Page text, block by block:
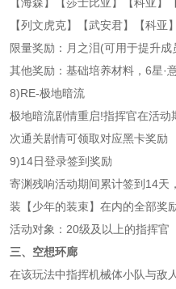
【列文虎克】【武安君】【科亚
限量奖励：月之泪(可用于提升成
其他奖励：基础培养材料，6星·
8)RE-极地暗流
极地暗流剧情重启!指挥官在活
次通关剧情可领取对应黑卡奖励
9)14日登录签到奖励
寄渊残响活动期间累计签到14天
装【少年的装束】在内的全部奖
活动对象：20级及以上的指挥官
三、空想环廊
在该玩法中指挥机械体小队与敌